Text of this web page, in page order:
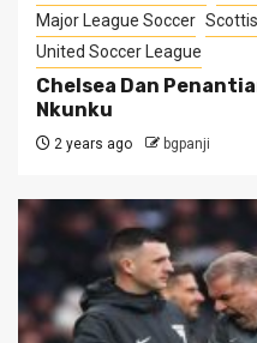
Major League Soccer
United Soccer League
Chelsea Dan
Nkunku
2 years ago bgpanji